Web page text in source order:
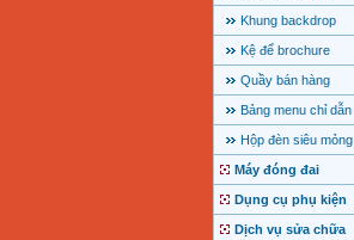
Khung backdrop
Kệ để brochure
Quầy bán hàng
Bảng menu chỉ dẫn
Hộp đèn siêu mỏng
Máy đóng đai
Dụng cụ phụ kiện
Dịch vụ sửa chữa